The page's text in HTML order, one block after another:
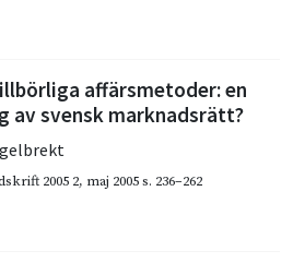
affärsmetoder: en
av svensk marknadsrätt?
2005 2, maj 2005s. 236–262